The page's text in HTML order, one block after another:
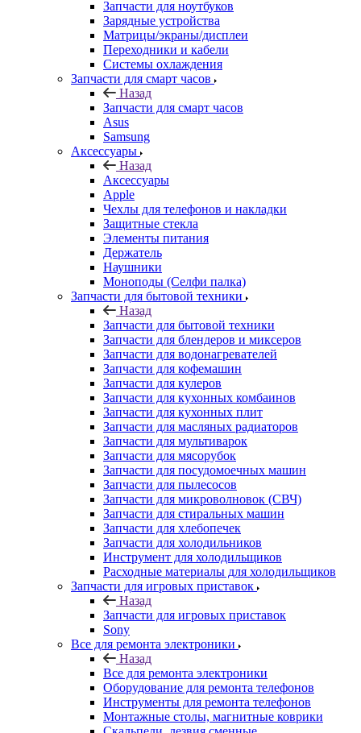
Системы охлаждения
Запчасти для смарт часов
Назад
Запчасти для смарт часов
Asus
Samsung
Аксессуары
Назад
Аксессуары
Apple
Чехлы для телефонов и накладки
Защитные стекла
Элементы питания
Держатель
Наушники
Моноподы (Селфи палка)
Запчасти для бытовой техники
Назад
Запчасти для бытовой техники
Запчасти для блендеров и миксеров
Запчасти для водонагревателей
Запчасти для кофемашин
Запчасти для кулеров
Запчасти для кухонных комбаинов
Запчасти для кухонных плит
Запчасти для масляных радиаторов
Запчасти для мультиварок
Запчасти для мясорубок
Запчасти для посудомоечных машин
Запчасти для пылесосов
Запчасти для микроволновок (СВЧ)
Запчасти для стиральных машин
Запчасти для хлебопечек
Запчасти для холодильников
Инструмент для холодильщиков
Расходные материалы для холодильщиков
Запчасти для игровых приставок
Назад
Запчасти для игровых приставок
Sony
Все для ремонта электроники
Назад
Все для ремонта электроники
Оборудование для ремонта телефонов
Инструменты для ремонта телефонов
Монтажные столы, магнитные коврики
Скальпели, лезвия сменные
Системы хранения
Скотчи, изолента
Тачскрины